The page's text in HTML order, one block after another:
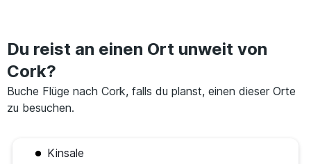
Du reist an einen Ort unweit von
Cork?
Buche Flüge nach Cork, falls du planst, einen dieser Orte
zu besuchen.
Kinsale